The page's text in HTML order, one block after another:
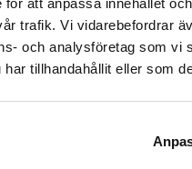
att anpassa innehållet
trafik. Vi vidarebefordrar
och analysföretag som
tillhandahållit eller som